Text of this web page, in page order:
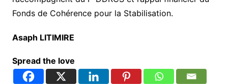
Fonds de Cohérence pour la Stabilisation.
Asaph LITIMIRE
Spread the love